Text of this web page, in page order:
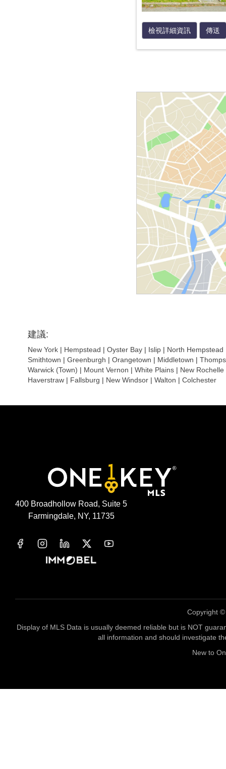
檢視詳細資訊 傳送
建議:
New York | Hempstead | Oyster Bay | Islip | North Hempstead
Smithtown | Greenburgh | Orangetown | Middletown |
Warwick (Town) | Mount Vernon | White Plains | New Rochelle
Haverstraw | Fallsburg | New Windsor | Walton | Colchester
400 Broadhollow Road, Suite 5
Farmingdale, NY, 11735
Copyright
Display of MLS Data is usually deemed reliable but is NOT
all information and should investigate
New to